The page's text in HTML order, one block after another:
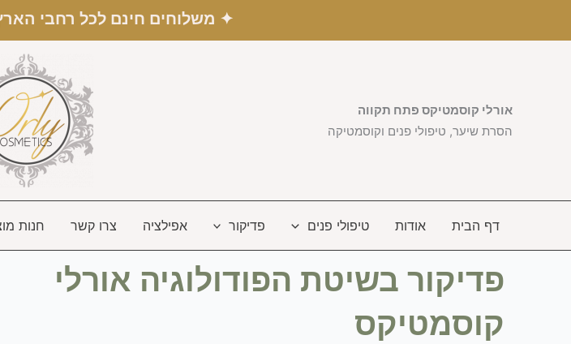
✦ משלוחים חינם לכל רחבי הארץ
אורלי קוסמטיקס פתח תקווה
הסרת שיער, טיפולי פנים וקוסמטיקה
דף הבית אודות טיפולי פנים פדיקור אפילציה צרו קשר חנות
פדיקור בשיטת הפודולוגיה אורלי
קוסמטיקס